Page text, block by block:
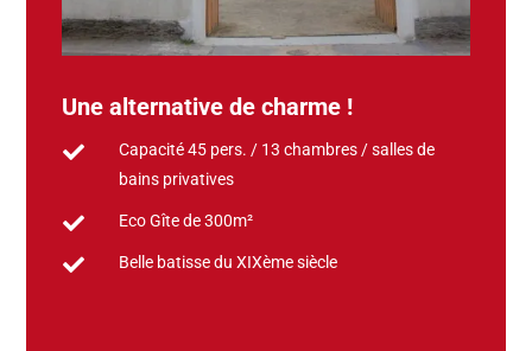
Une alternative de charme !

Capacité 45 pers. / 13 chambres / salles de
bains privatives
 Eco Gîte de 300m²
 Belle batisse du XIXème siècle